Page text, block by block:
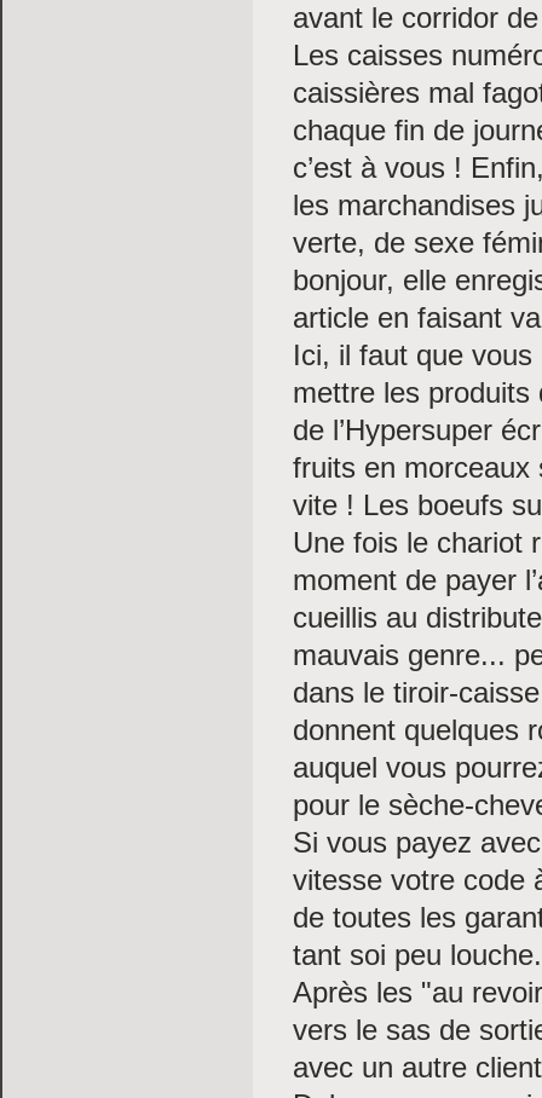
avant le corridor
Les caisses
caissières mal
chaque fin de
c’est à vous !
les marchandises
verte, de sexe
bonjour, elle
article en faisant
Ici, il faut que
mettre les produits
de l’Hypersuper
fruits en morceaux
vite ! Les boeufs
Une fois le chariot
moment de payer
cueillis au
mauvais genre...
dans le tiroir-
donnent quelques
auquel vous
pour le sèche-
Si vous payez
vitesse votre code
de toutes les
tant soi peu louche.
Après les "au
vers le sas de
avec un autre